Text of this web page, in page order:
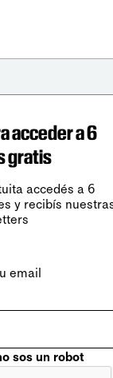
acceder a 6
gratis
accedés a 6
y recibís
email
sos un robot